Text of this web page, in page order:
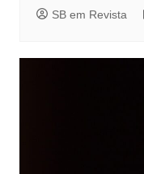
SB em Revista